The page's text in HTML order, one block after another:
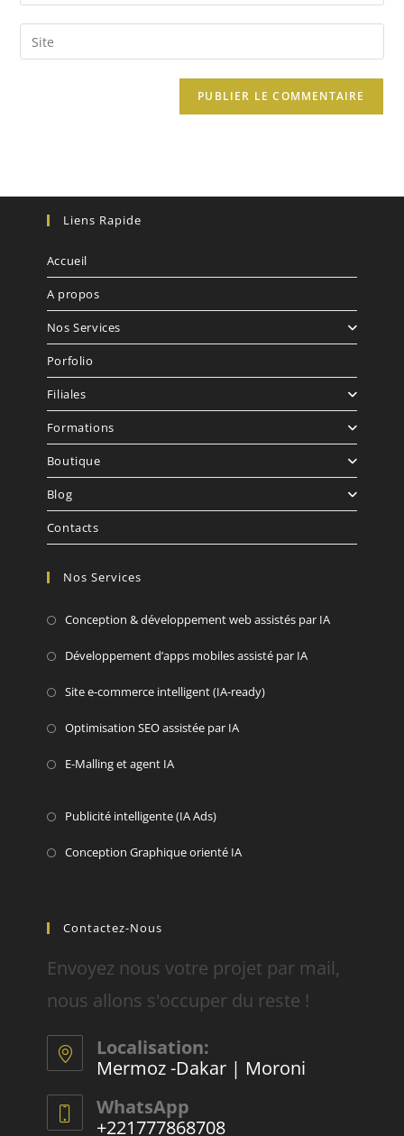
Liens Rapide
Accueil
A propos
Nos Services
Porfolio
Filiales
Formations
Boutique
Blog
Contacts
Nos Services
Conception & développement web assistés par IA
Développement d’apps mobiles assisté par IA
Site e-commerce intelligent (IA-ready)
Optimisation SEO assistée par IA
E-Malling et agent IA
Publicité intelligente (IA Ads)
Conception Graphique orienté IA
Contactez-Nous
Envoyez nous votre projet par mail,
nous allons s'occuper du reste !
Localisation:
Mermoz -Dakar | Moroni
WhatsApp
+221777868708